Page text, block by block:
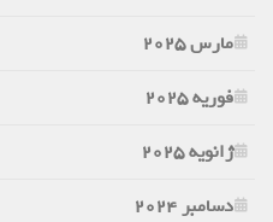
مارس 2025
فوریه 2025
ژانویه 2025
دسامبر 2024